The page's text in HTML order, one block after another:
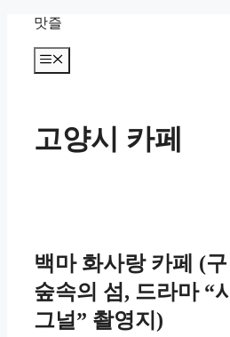
맛즐
메
뉴
고양시 카페
백마 화사랑 카페 (구
숲속의 섬, 드라마 “시
그널” 촬영지)